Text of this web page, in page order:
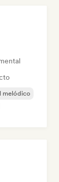
melódico